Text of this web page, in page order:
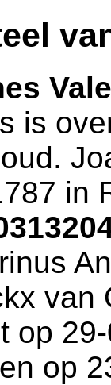
is
in
van
op
op